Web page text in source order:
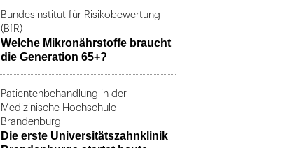
Bundesinstitut für Risikobewertung
(BfR)
Welche Mikronährstoffe braucht
die Generation 65+?
Patientenbehandlung in der
Medizinische Hochschule
Brandenburg
Die erste Universitätszahnklinik